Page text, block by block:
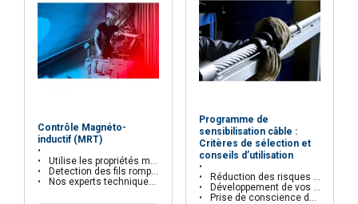
Contrôle Magnéto-
inductif (MRT)
Utilise les propriétés magnétiques des câbles
Detection des fils rompus externes comme internes, des déformations et de la corrosion
Nos experts techniques sont qualifiés en études de cinématiques à câbles et certifiés Cofrend2
Programme de
sensibilisation câble :
Critères de sélection et
conseils d’utilisation
Réduction des risques et des coûts liés à une mauvaise utilisation d'un câble
Développement de vos connaissances et de vos compétences
Prise de conscience de votre personnel